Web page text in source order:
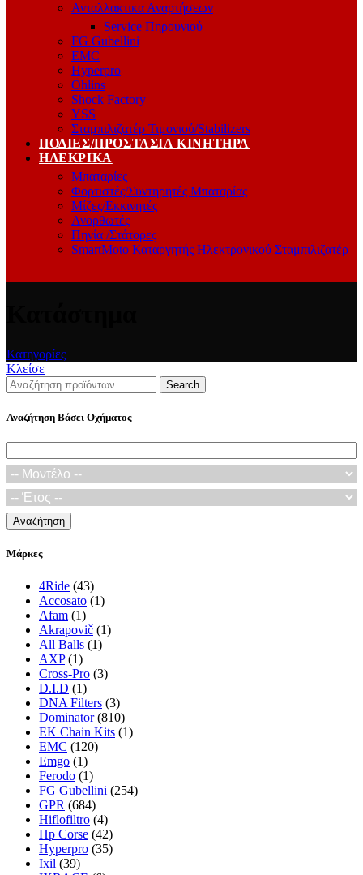
Ανταλλακτικα Αναρτήσεων
Service Πηρουνιού
FG Gubellini
EMC
Hyperpro
Öhlins
Shock Factory
YSS
Σταμπιλιζατέρ Τιμονιού/Stabilizers
ΠΟΔΙΈΣ/ΠΡΟΣΤΑΣΊΑ ΚΙΝΗΤΉΡΑ
ΗΛΕΚΡΙΚΆ
Μπαταρίες
Φορτιστές/Συντηρητές Μπαταρίας
Μίζες/Εκκινητές
Ανορθωτές
Πηνία /Στάτορες
SmartMoto Καταργητής Ηλεκτρονικού Σταμπιλιζατέρ
Κατηγορίες
Κλείσε
Search
Αναζήτηση Βάσει Οχήματος
Αναζήτηση
Μάρκες
4Ride (43)
Accosato (1)
Afam (1)
Akrapovič (1)
All Balls (1)
AXP (1)
Cross-Pro (3)
D.I.D (1)
DNA Filters (3)
Dominator (810)
EK Chain Kits (1)
EMC (120)
Emgo (1)
Ferodo (1)
FG Gubellini (254)
GPR (684)
Hiflofiltro (4)
Hp Corse (42)
Hyperpro (35)
Ixil (39)